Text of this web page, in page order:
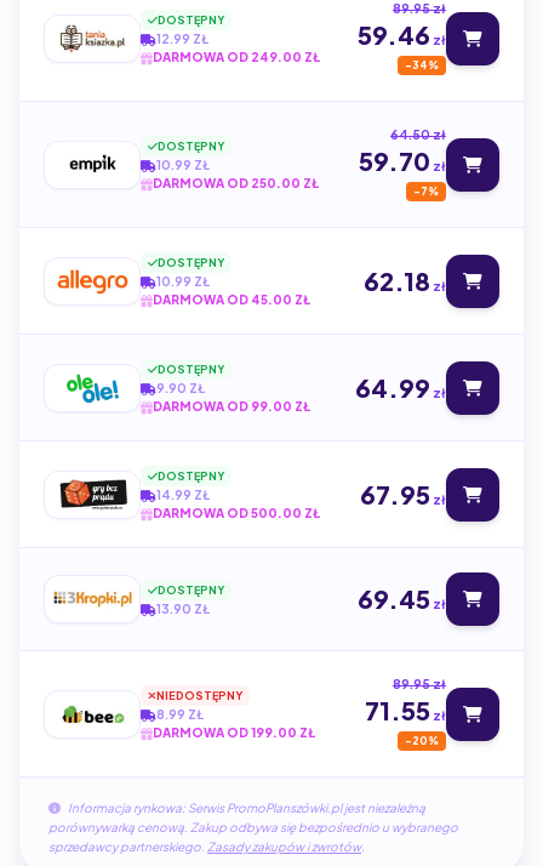
DOSTĘPNY
12.99 ZŁ
DARMOWA OD 249.00 ZŁ
89.95 zł
59.46 zł
-34%
DOSTĘPNY
10.99 ZŁ
DARMOWA OD 250.00 ZŁ
64.50 zł
59.70 zł
-7%
DOSTĘPNY
10.99 ZŁ
DARMOWA OD 45.00 ZŁ
62.18 zł
DOSTĘPNY
9.90 ZŁ
DARMOWA OD 99.00 ZŁ
64.99 zł
DOSTĘPNY
14.99 ZŁ
DARMOWA OD 500.00 ZŁ
67.95 zł
DOSTĘPNY
13.90 ZŁ 69.45 zł
NIEDOSTĘPNY
8.99 ZŁ
DARMOWA OD 199.00 ZŁ
89.95 zł
71.55 zł
-20%
Informacja rynkowa: Serwis PromoPlanszówki.pl jest niezależną
porównywarką cenową. Zakup odbywa się bezpośrednio u wybranego
sprzedawcy partnerskiego. Zasady zakupów i zwrotów.